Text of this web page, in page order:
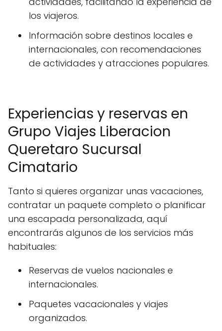
los viajeros.
Información sobre destinos locales e
internacionales, con recomendaciones
de actividades y atracciones populares.
Experiencias y reservas en
Grupo Viajes Liberacion
Queretaro Sucursal
Cimatario
Tanto si quieres organizar unas vacaciones,
contratar un paquete completo o planificar
una escapada personalizada, aquí
encontrarás algunos de los servicios más
habituales:
Reservas de vuelos nacionales e
internacionales.
Paquetes vacacionales y viajes
organizados.